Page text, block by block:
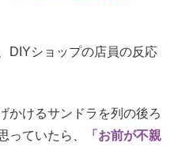
DIYショップの店員の反応
かけるサンドラを列の後ろ
っていたら、
「お前が不親